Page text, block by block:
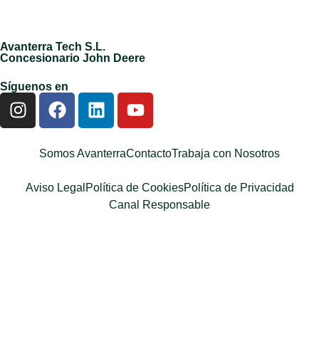
Avanterra Tech S.L.
Concesionario John Deere
Síguenos en
Somos AvanterraContactoTrabaja con Nosotros
Aviso Legal Política de CookiesPolítica de Privacidad
Canal Responsable